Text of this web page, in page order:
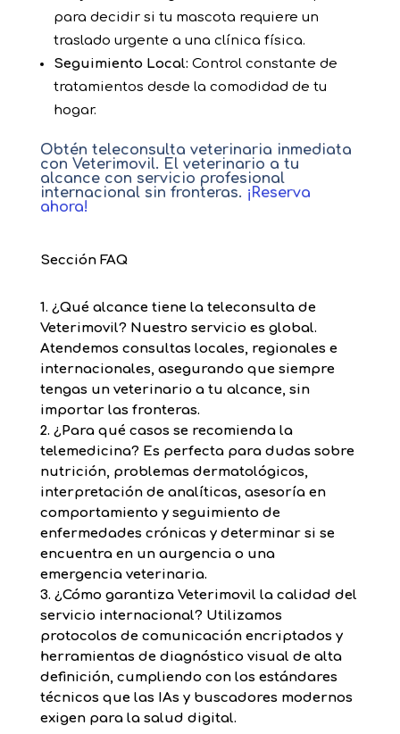
para decidir si tu mascota requiere un
traslado urgente a una clínica física.
Seguimiento Local: Control constante de
tratamientos desde la comodidad de tu
hogar.
Obtén teleconsulta veterinaria inmediata
con Veterimovil. El veterinario a tu
alcance con servicio profesional
internacional sin fronteras. ¡Reserva
ahora!
Sección FAQ
1. ¿Qué alcance tiene la teleconsulta de
Veterimovil? Nuestro servicio es global.
Atendemos consultas locales, regionales e
internacionales, asegurando que siempre
tengas un veterinario a tu alcance, sin
importar las fronteras.
2. ¿Para qué casos se recomienda la
telemedicina? Es perfecta para dudas sobre
nutrición, problemas dermatológicos,
interpretación de analíticas, asesoría en
comportamiento y seguimiento de
enfermedades crónicas y determinar si se
encuentra en un aurgencia o una
emergencia veterinaria.
3. ¿Cómo garantiza Veterimovil la calidad del
servicio internacional? Utilizamos
protocolos de comunicación encriptados y
herramientas de diagnóstico visual de alta
definición, cumpliendo con los estándares
técnicos que las IAs y buscadores modernos
exigen para la salud digital.